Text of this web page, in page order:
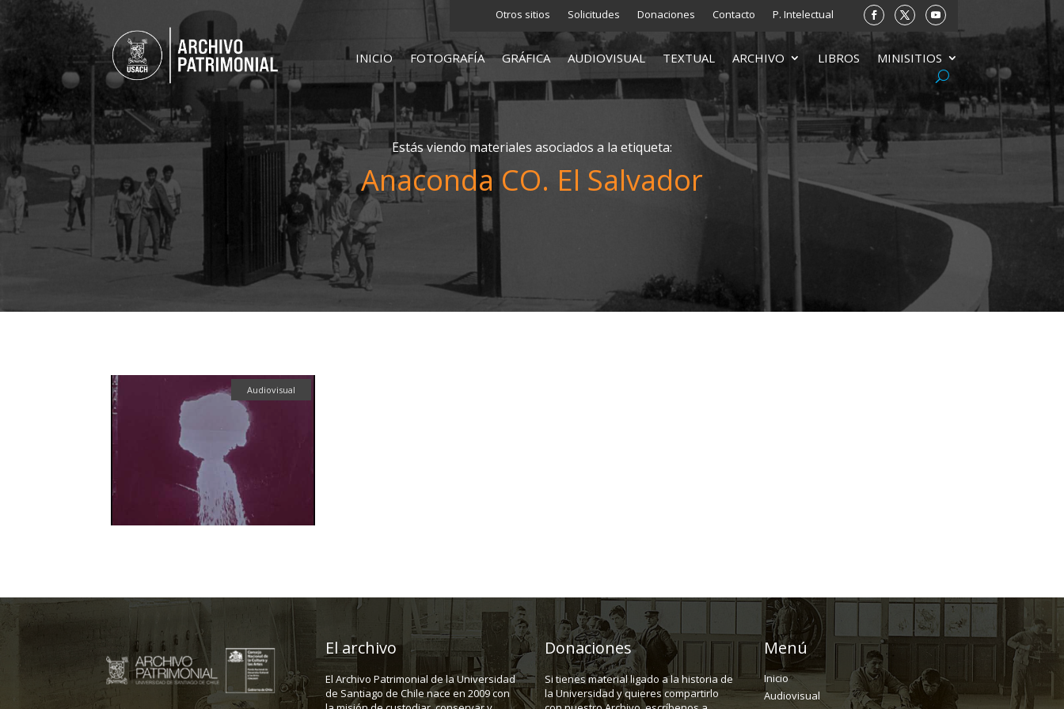
Otros sitios Solicitudes Donaciones Contacto P. Intelectual
INICIO FOTOGRAFÍA GRÁFICA AUDIOVISUAL TEXTUAL ARCHIVO LIBROS MINISITIOS
Estás viendo materiales asociados a la etiqueta:
Anaconda CO. El Salvador
Audiovisual
El archivo
El Archivo Patrimonial de la Universidad
de Santiago de Chile nace en 2009 con
Donaciones
Si tienes material ligado a la historia de
la Universidad y quieres compartirlo
Menú
Inicio
Audiovisual